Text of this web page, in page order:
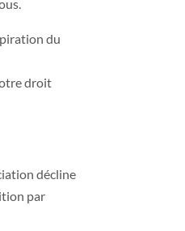
du
droit
décline
par